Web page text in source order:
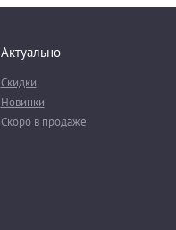
Актуально
Скидки
Новинки
Скоро в продаже